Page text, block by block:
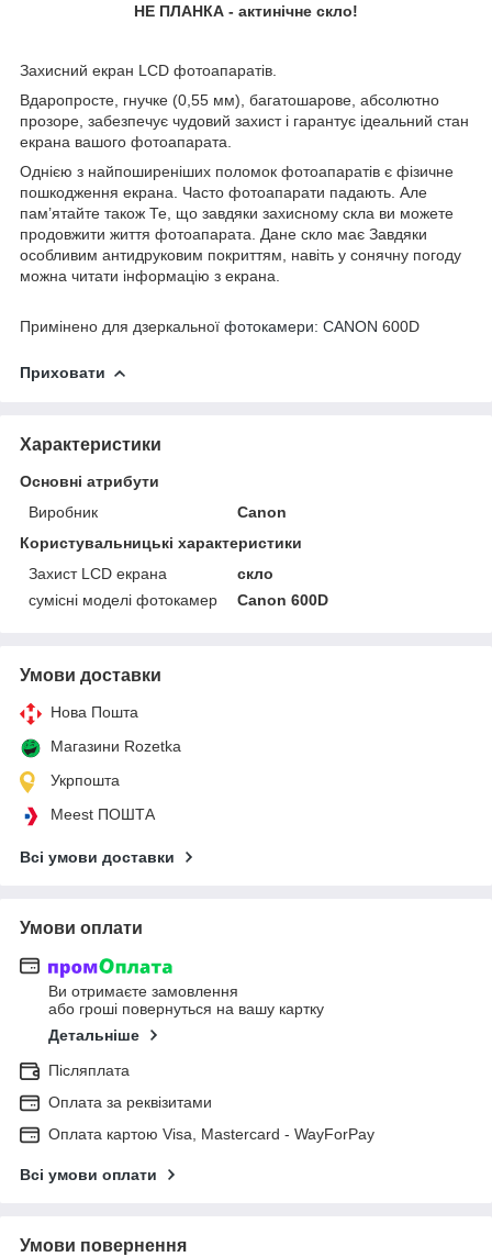
НЕ ПЛАНКА - актинічне скло!
Захисний екран LCD фотоапаратів.
Вдаропросте, гнучке (0,55 мм), багатошарове, абсолютно
прозоре, забезпечує чудовий захист і гарантує ідеальний стан
екрана вашого фотоапарата.
Однією з найпоширеніших поломок фотоапаратів є фізичне
пошкодження екрана. Часто фотоапарати падають. Але
пам’ятайте також Те, що завдяки захисному скла ви можете
продовжити життя фотоапарата. Дане скло має Завдяки
особливим антидруковим покриттям, навіть у сонячну погоду
можна читати інформацію з екрана.
Примінено для дзеркальної фотокамери: CANON 600D
Приховати
Характеристики
Основні атрибути
Виробник
Canon
Користувальницькі характеристики
Захист LCD екрана
скло
сумісні моделі фотокамер
Canon 600D
Умови доставки
Нова Пошта
Магазини Rozetka
Укрпошта
Meest ПОШТА
Всі умови доставки
Умови оплати
Ви отримаєте замовлення
або гроші повернуться на вашу картку
Детальніше
Післяплата
Оплата за реквізитами
Оплата картою Visa, Mastercard - WayForPay
Всі умови оплати
Умови повернення